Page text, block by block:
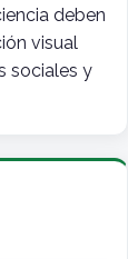
deben
visual
sociales y